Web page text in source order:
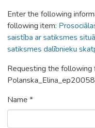
Enter the following
following item:
saistība ar satiksmes
satiksmes dalībnieku
Requesting the
Name *